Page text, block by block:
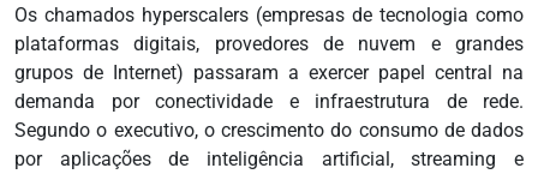
Os chamados hyperscalers (empresas de tecnologia como
plataformas digitais, provedores de nuvem e grandes
grupos de Internet) passaram a exercer papel central na
demanda por conectividade e infraestrutura de rede.
Segundo o executivo, o crescimento do consumo de dados
por aplicações de inteligência artificial, streaming e